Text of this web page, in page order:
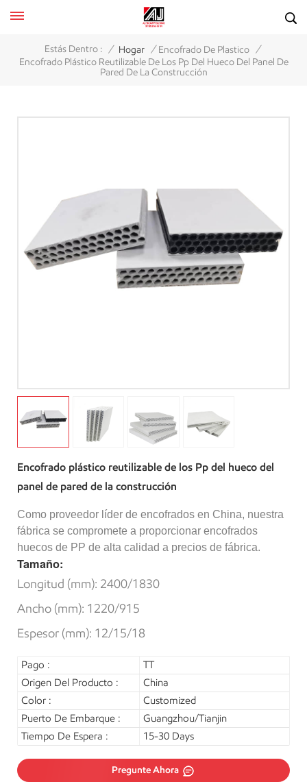
Estás Dentro : / Hogar / Encofrado De Plastico /
Encofrado Plástico Reutilizable De Los Pp Del Hueco Del Panel De
Pared De La Construcción
Encofrado plástico reutilizable de los Pp del hueco del
panel de pared de la construcción
Como proveedor líder de encofrados en China, nuestra
fábrica se compromete a proporcionar encofrados
huecos de PP de alta calidad a precios de fábrica.
Tamaño:
Longitud (mm): 2400/1830
Ancho (mm): 1220/915
Espesor (mm): 12/15/18
Pago :
TT
Origen Del Producto :
China
Color :
Customized
Puerto De Embarque :
Guangzhou/Tianjin
Tiempo De Espera :
15-30 Days
Pregunte Ahora